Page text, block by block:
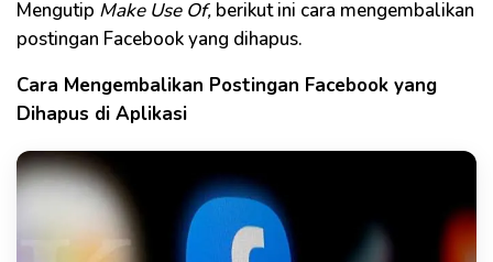
Mengutip Make Use Of, berikut ini cara mengembalikan
postingan Facebook yang dihapus.
Cara Mengembalikan Postingan Facebook yang
Dihapus di Aplikasi